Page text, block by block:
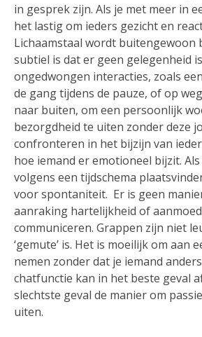
in gesprek zijn. Als je met meer in
het lastig om ieders gezicht en
Lichaamstaal wordt buitengewoon
subtiel is dat er geen gelegenheid
ongedwongen interacties, zoals
de gang tijdens de pauze, of op
naar buiten, om een ​​persoonlijk
bezorgdheid te uiten zonder deze
confronteren in het bijzijn van
hoe iemand er emotioneel bijzit.
volgens een tijdschema
voor spontaniteit. Er is geen
aanraking hartelijkheid of
communiceren. Grappen zijn niet
‘gemute’ is. Het is moeilijk om aan
nemen zonder dat je iemand
chatfunctie kan in het beste geval
slechtste geval de manier om
uiten.